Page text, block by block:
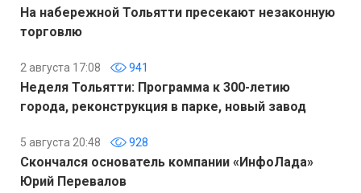
На набережной Тольятти пресекают незаконную
торговлю
2 августа 17:08 941
Неделя Тольятти: Программа к 300-летию
города, реконструкция в парке, новый завод
5 августа 20:48 928
Скончался основатель компании «ИнфоЛада»
Юрий Перевалов